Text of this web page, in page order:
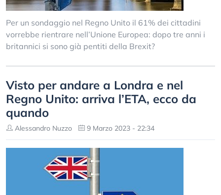
Per un sondaggio nel Regno Unito il 61% dei cittadini
vorrebbe rientrare nell’Unione Europea: dopo tre anni i
britannici si sono già pentiti della Brexit?
Visto per andare a Londra e nel
Regno Unito: arriva l’ETA, ecco da
quando
Alessandro Nuzzo 9 Marzo 2023 - 22:34